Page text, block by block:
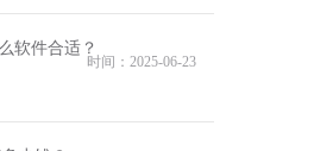
软件合适？
时间：2025-06-23